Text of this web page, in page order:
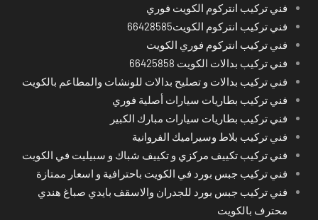
فني تركيب انتركوم الكويت فوري
فني تركيب انتركوم الكويت66428585
فني تركيب انتركوم فوري الكويت
فني تركيب بدالات الكويت 66425858
فني تركيب بدالات و تصليح بدالات للونشات والمطاعم بالكويت
فني تركيب بطاريات سيارات أصلية فوري
فني تركيب بطاريات سيارات مبارك الكبير
فني تركيب بلاط وسيراميك الفروانية
فني تركيب تكييف مركزي و تكييف شباك و سبيليت في الكويت
فني تركيب جبس بورد في الكويت باحترافية و اسعار ممتازة
فني تركيب جبس بورد للجدران والاسقف بايدي صباغ هندي
محترف بالكويت